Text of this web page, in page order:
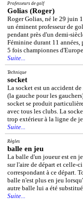
Professeurs de golf
Golias (Roger)
Roger Golias, né le 29 juin
un éminent professeur de
pendant près d'un demi-
Féminine durant 11 années,
5 fois championnes d'Europe.
Suite...
Technique
socket
La socket est un accident
(la gauche pour les
socket se produit
avec tous les clubs. La
trop extérieur à la ligne de
Suite...
Règles
balle en jeu
La balle d'un joueur est en
sur l'aire de départ et celle-
correspondant à ce départ.
balle n'est plus en jeu
autre balle lui a été
Suite...